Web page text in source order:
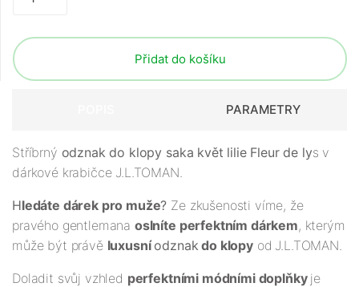
Přidat do košíku
PARAMETRY
Stříbrný odznak do klopy saka květ lilie Fleur de lys v
dárkové krabičce J.L.TOMAN.
Hledáte dárek pro muže? Ze zkušenosti víme, že
pravého gentlemana oslníte perfektním dárkem, kterým
může být právě luxusníodznak do klopyod J.L.TOMAN.
Doladit svůj vzhled perfektními módními doplňky je